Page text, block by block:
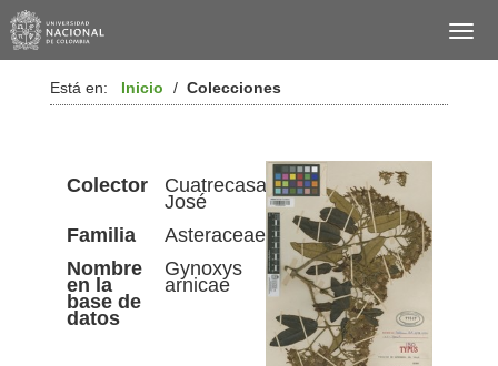
Está en: Inicio / Colecciones
Colector Cuatrecasas,
José
Familia
Asteraceae
Nombre
en la
base de
datos
Gynoxys
arnicae